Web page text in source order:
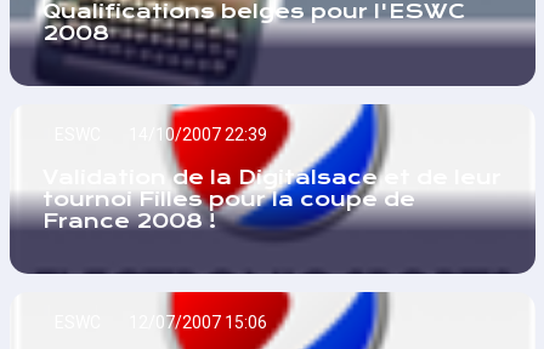
Qualifications belges pour l'ESWC
2008
14/10/2007 22:39
Validation de la Digitalsace et de leur
tournoi Filles pour la coupe de
France 2008 !
12/07/2007 15:06